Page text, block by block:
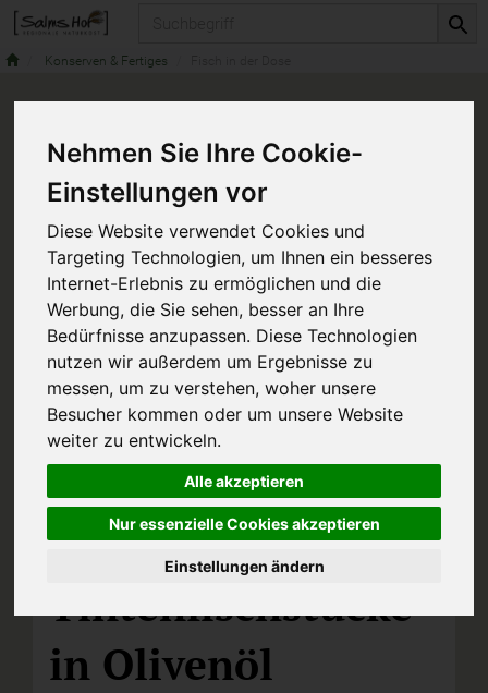
Nehmen Sie Ihre Cookie-
Einstellungen vor
Diese Website verwendet Cookies und
Targeting Technologien, um Ihnen ein besseres
Internet-Erlebnis zu ermöglichen und die
Werbung, die Sie sehen, besser an Ihre
Bedürfnisse anzupassen. Diese Technologien
nutzen wir außerdem um Ergebnisse zu
messen, um zu verstehen, woher unsere
Besucher kommen oder um unsere Website
weiter zu entwickeln.
Alle akzeptieren
Nur essenzielle Cookies akzeptieren
Einstellungen ändern
Konserven & Fertiges
Demeter Felderzeugnisse
Tintenfischstücke
in Olivenöl